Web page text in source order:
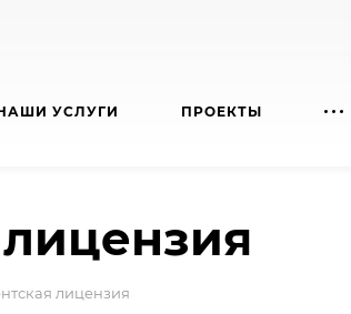
УСЛУГИ ПРОЕКТЫ
лицензия